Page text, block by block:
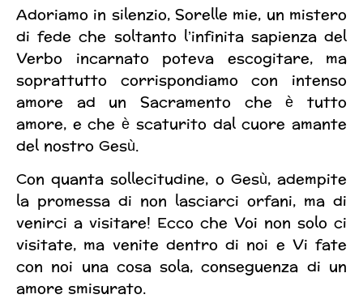
Adoriamo in silenzio, Sorelle mie, un mistero
di fede che soltanto l’infinita sapienza del
Verbo incarnato poteva escogitare, ma
soprattutto corrispondiamo con intenso
amore ad un Sacramento che è tutto
amore, e che è scaturito dal cuore amante
del nostro Gesù.
Con quanta sollecitudine, o Gesù, adempite
la promessa di non lasciarci orfani, ma di
venirci a visitare! Ecco che Voi non solo ci
visitate, ma venite dentro di noi e Vi fate
con noi una cosa sola, conseguenza di un
amore smisurato.